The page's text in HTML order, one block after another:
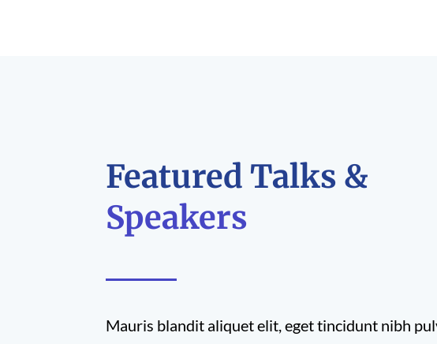
Featured Talks &
Speakers
Mauris blandit aliquet elit, eget tincidunt nibh